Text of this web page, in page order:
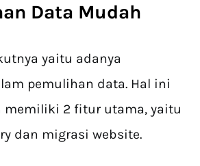
Data Mudah
yaitu adanya
pemulihan data. Hal ini
memiliki 2 fitur utama, yaitu
dan migrasi website.